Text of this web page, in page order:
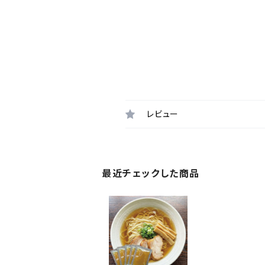
レビュー
最近チェックした商品